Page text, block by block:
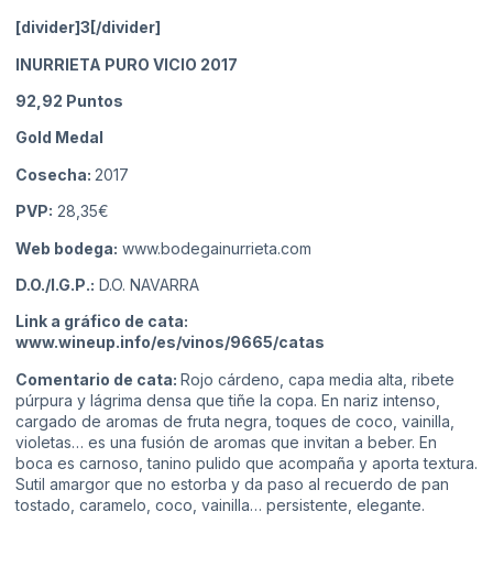
[divider]3[/divider]
INURRIETA PURO VICIO 2017
92,92 Puntos
Gold Medal
Cosecha: 2017
PVP: 28,35€
Web bodega: www.bodegainurrieta.com
D.O./I.G.P.: D.O. NAVARRA
Link a gráfico de cata:
www.wineup.info/es/vinos/9665/catas
Comentario de cata: Rojo cárdeno, capa media alta, ribete
púrpura y lágrima densa que tiñe la copa. En nariz intenso,
cargado de aromas de fruta negra, toques de coco, vainilla,
violetas… es una fusión de aromas que invitan a beber. En
boca es carnoso, tanino pulido que acompaña y aporta textura.
Sutil amargor que no estorba y da paso al recuerdo de pan
tostado, caramelo, coco, vainilla… persistente, elegante.